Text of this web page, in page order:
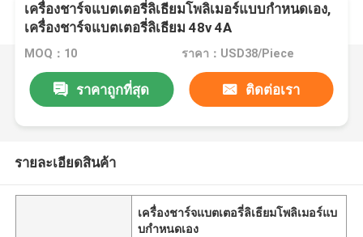
เครื่องชาร์จแบตเตอรี่ลิเธียมโพลิเมอร์แบบกำหนดเอง,
เครื่องชาร์จแบตเตอรี่ลิเธียม 48v 4A
MOQ：10 ราคา：USD38/Piece
ราคาถูกที่สุด ติดต่อเรา
รายละเอียดสินค้า
เครื่องชาร์จแบตเตอรี่ลิเธียมโพลิเมอร์แบ
บกำหนดเอง